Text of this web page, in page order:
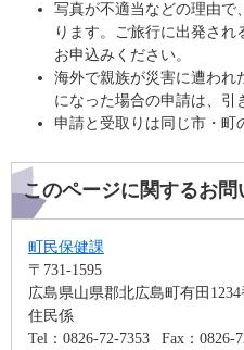
写真が不適当などの理由で
ります。ご旅行に出発さ
お申込みください。
海外で親族が災害に遭われ
になった場合の申請は、引
申請と受取りは同じ市・町
このページに関するお問
町民保健課
〒731-1595
広島県山県郡北広島町有田
住民係
Tel：0826-72-7353
Fax：0826-